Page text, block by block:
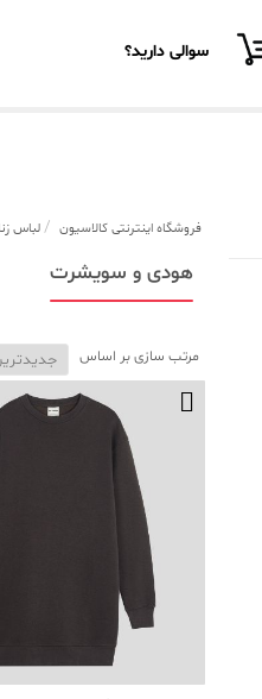
سوالی دارید؟
فروشگاه اینترنتی کالاسیون / لباس
هودی و سویشرت
مرتب سازی بر اساس